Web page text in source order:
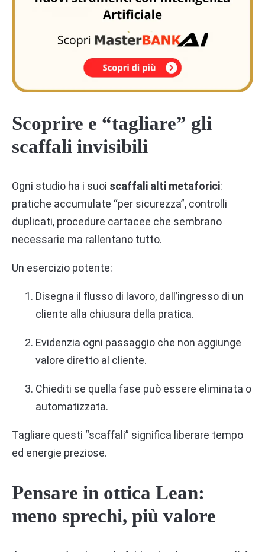
Scoprire e “tagliare” gli
scaffali invisibili
Ogni studio ha i suoi scaffali alti metaforici:
pratiche accumulate “per sicurezza”, controlli
duplicati, procedure cartacee che sembrano
necessarie ma rallentano tutto.
Un esercizio potente:
Disegna il flusso di lavoro, dall’ingresso di un
cliente alla chiusura della pratica.
Evidenzia ogni passaggio che non aggiunge
valore diretto al cliente.
Chiediti se quella fase può essere eliminata o
automatizzata.
Tagliare questi “scaffali” significa liberare tempo
ed energie preziose.
Pensare in ottica Lean:
meno sprechi, più valore